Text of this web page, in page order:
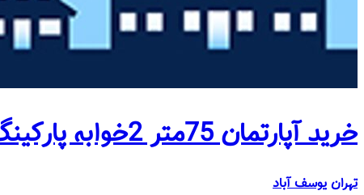
خرید آپارتمان 75متر 2خوابه پارکینگ دار
تهرانیوسف آباد